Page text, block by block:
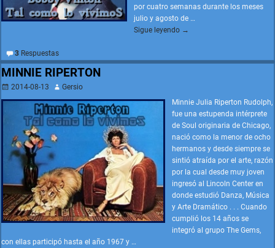
por cuatro semanas durante los meses
julio y agosto de …
Sigue leyendo →
3Respuestas
MINNIE RIPERTON
2014-08-13
Gersio
Minnie Julia Riperton Rudolph,
fue una estupenda intérprete
de Soul originaria de Chicago,
nació como la menor de ocho
hermanos y desde siempre se
sintió atraída por el arte, razón
por la cual desde muy joven
ingresó al Lincoln Center en
donde estudió Danza, Música
y Arte Dramático . . . Cuando
cumplió los 14 años se
integró al grupo The Gems,
con ellas participó hasta el año 1967 y …